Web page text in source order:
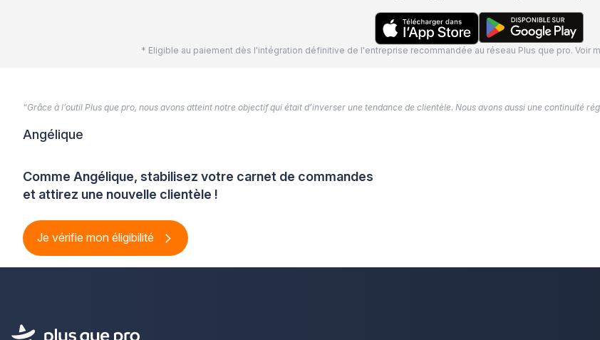
* Eligible au paiement dès l'intégration définitive de l'entreprise recommandée au réseau Plus que pro. Voir
Comme Angélique, stabilisez votre carnet de commandes
et attirez une nouvelle clientèle !
Je vérifie mon éligibilité
“Grâce à l’outil Plus que pro, nous avons atteint notre objectif qui était d’inverser une tendance de clientèle. Nous avons aussi une continuité
Angélique